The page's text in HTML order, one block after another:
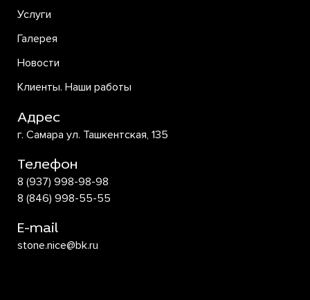
Услуги
Галерея
Новости
Клиенты. Наши работы
Адрес
г. Самара ул. Ташкентская, 135
Телефон
8 (937) 998-98-98
8 (846) 998-55-55
E-mail
stone.nice@bk.ru